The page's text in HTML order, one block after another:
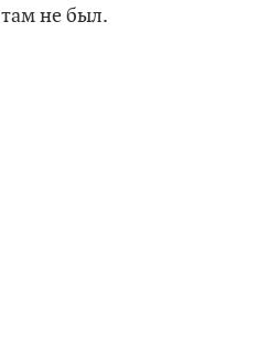
не был.